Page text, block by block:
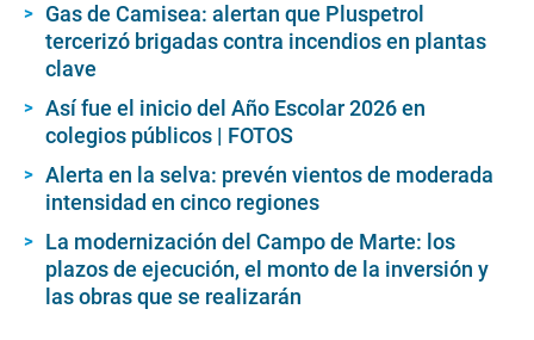
Gas de Camisea: alertan que Pluspetrol
tercerizó brigadas contra incendios en plantas
clave
Así fue el inicio del Año Escolar 2026 en
colegios públicos | FOTOS
Alerta en la selva: prevén vientos de moderada
intensidad en cinco regiones
La modernización del Campo de Marte: los
plazos de ejecución, el monto de la inversión y
las obras que se realizarán